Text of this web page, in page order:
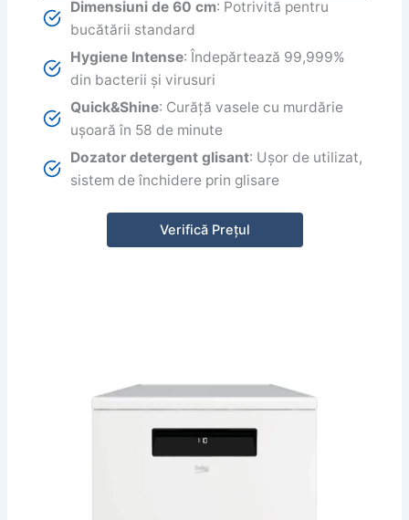
Dimensiuni de 60 cm: Potrivită pentru
bucătării standard
Hygiene Intense: Îndepărtează 99,999%
din bacterii și virusuri
Quick&Shine: Curăță vasele cu murdărie
ușoară în 58 de minute
Dozator detergent glisant: Ușor de utilizat,
sistem de închidere prin glisare
Verifică Prețul